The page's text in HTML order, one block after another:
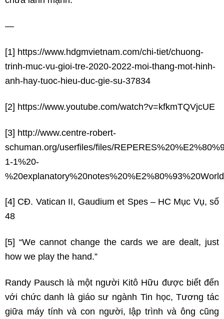
—
[1] https://www.hdgmvietnam.com/chi-tiet/chuong-
trinh-muc-vu-gioi-tre-2020-2022-moi-thang-mot-hinh-
anh-hay-tuoc-hieu-duc-gie-su-37834
[2] https://www.youtube.com/watch?v=kfkmTQVjcUE
[3] http://www.centre-robert-
schuman.org/userfiles/files/
1-1%20-
[4] CĐ. Vatican II, Gaudium et Spes – HC Mục Vụ, số
48
[5] “We cannot change the cards we are dealt, just
how we play the hand.”
Randy Pausch là một người Kitô Hữu được biết đến
với chức danh là giáo sư ngành Tin học, Tương tác
giữa máy tính và con người, lập trình và ông cũng